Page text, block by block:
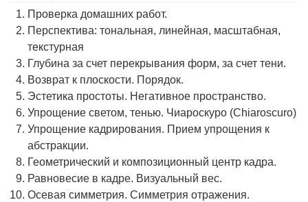
Проверка домашних работ.
Перспектива: тональная, линейная, масштабная,
текстурная
Глубина за счет перекрывания форм, за счет тени.
Возврат к плоскости. Порядок.
Эстетика простоты. Негативное пространство.
Упрощение светом, тенью. Чиароскуро (Chiaroscuro)
Упрощение кадрирования. Прием упрощения к
абстракции.
Геометрический и композиционный центр кадра.
Равновесие в кадре. Визуальный вес.
Осевая симметрия. Симметрия отражения.